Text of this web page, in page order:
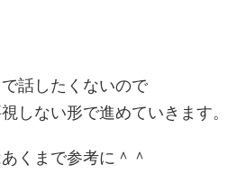
話したくないので
しない形で進めていきます。
くまで参考に＾＾